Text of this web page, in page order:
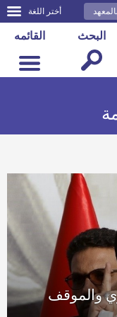
أختر اللغة
القائمه البحث
والموقف